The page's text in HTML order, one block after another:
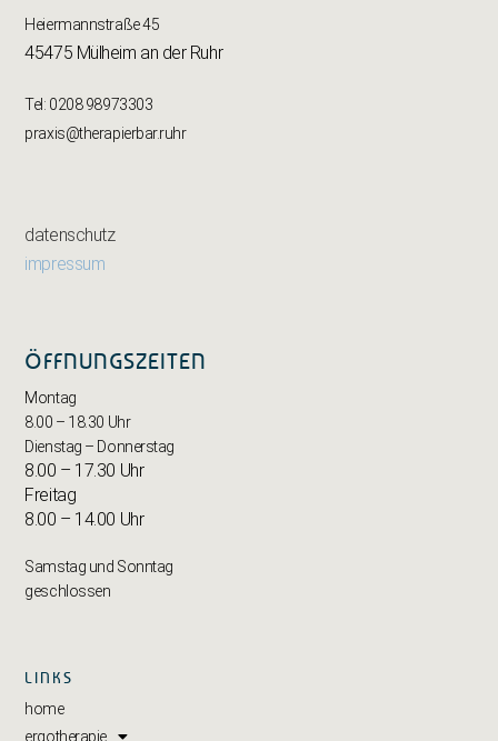
Heiermannstraße 45
45475 Mülheim an der Ruhr
Tel: 0208 98973303
praxis@therapierbar.ruhr
datenschutz
impressum
ÖFFNUNGSZEITEN
Montag
8.00 – 18.30 Uhr
Dienstag – Donnerstag
8.00 – 17.30 Uhr
Freitag
8.00 – 14.00 Uhr
Samstag und Sonntag
geschlossen
LINKS
home
ergotherapie